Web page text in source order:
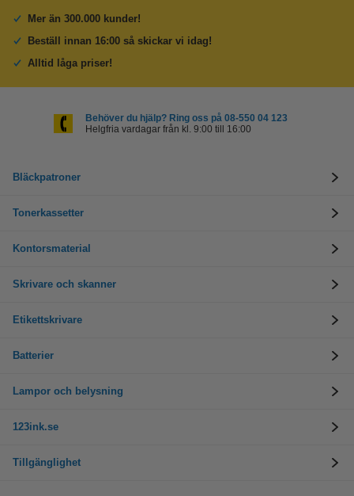
Mer än 300.000 kunder!
Beställ innan 16:00 så skickar vi idag!
Alltid låga priser!
Behöver du hjälp? Ring oss på 08-550 04 123
Helgfria vardagar från kl. 9:00 till 16:00
Bläckpatroner
Tonerkassetter
Kontorsmaterial
Skrivare och skanner
Etikettskrivare
Batterier
Lampor och belysning
123ink.se
Tillgänglighet